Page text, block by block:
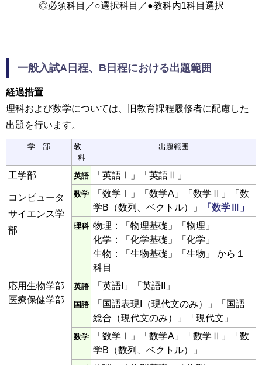
◎必須科目／○選択科目／●教科内1科目選択
一般入試A日程、B日程における出題範囲
経過措置
理科および数学については、旧教育課程履修者に配慮した
出題を行います。
学 部
教
科
出題範囲
工学部
コンピュータ
サイエンス学
部
英語 「英語Ⅰ」「英語Ⅱ」
数学
「数学Ⅰ」「数学A」「数学Ⅱ」「数
学B（数列、ベクトル）」
「数学Ⅲ」
理科 物理：「物理基礎」「物理」
化学：「化学基礎」「化学」
生物：「生物基礎」「生物」 から１
科目
応用生物学部
医療保健学部
英語 「英語I」「英語II」
国語
「国語表現I（現代文のみ）」「国語
総合（現代文のみ）」「現代文」
数学
「数学Ⅰ」「数学A」「数学Ⅱ」「数
学B（数列、ベクトル）」